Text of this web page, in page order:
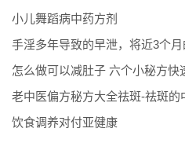
小儿舞蹈病中药方剂
怎么做可以减肚子 六个小秘方快
老中医偏方秘方大全祛斑-祛斑的
饮食调养对付亚健康